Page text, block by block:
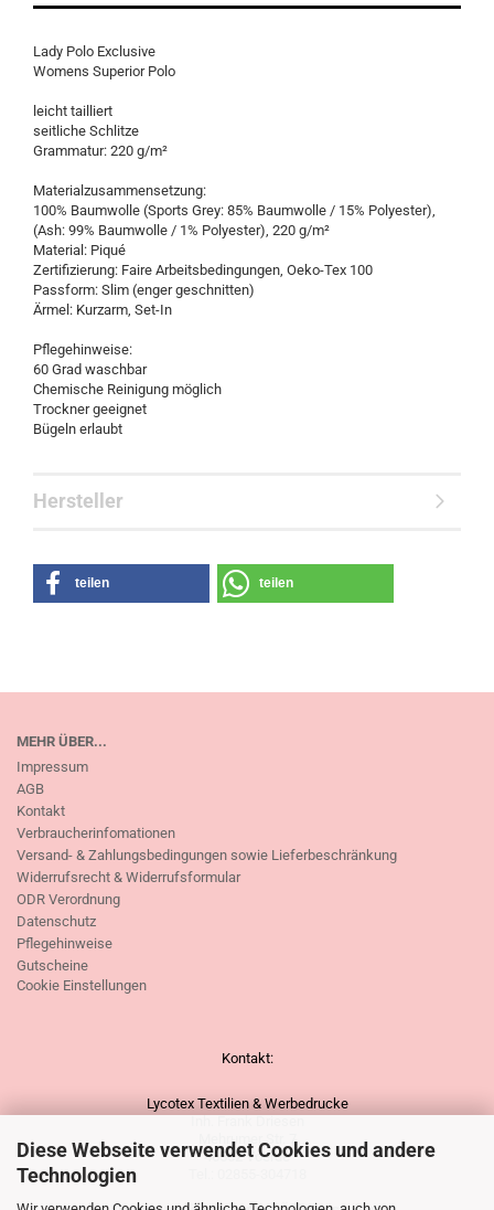
Diese Webseite verwendet Cookies und andere
Technologien
Lady Polo Exclusive
Womens Superior Polo
leicht tailliert
seitliche Schlitze
Grammatur: 220 g/m²
Materialzusammensetzung:
100% Baumwolle (Sports Grey: 85% Baumwolle / 15% Polyester),
(Ash: 99% Baumwolle / 1% Polyester), 220 g/m²
Material: Piqué
Zertifizierung: Faire Arbeitsbedingungen, Oeko-Tex 100
Passform: Slim (enger geschnitten)
Ärmel: Kurzarm, Set-In
Pflegehinweise:
60 Grad waschbar
Chemische Reinigung möglich
Trockner geeignet
Bügeln erlaubt
Hersteller
teilen teilen
MEHR ÜBER...
Impressum
AGB
Kontakt
Verbraucherinfomationen
Versand- & Zahlungsbedingungen sowie Lieferbeschränkung
Widerrufsrecht & Widerrufsformular
ODR Verordnung
Datenschutz
Pflegehinweise
Gutscheine
Cookie Einstellungen
Kontakt:
Lycotex Textilien & Werbedrucke
Mehrumer Str. 7
46562 Voerde